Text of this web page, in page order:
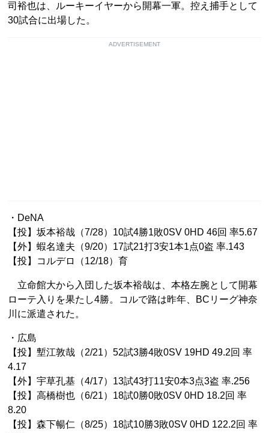
司裕也は、ルーキーイヤーから開幕一軍。控え捕手として
30試合に出場した。
ADVERTISEMENT
・DeNA
【投】坂本裕哉（7/28）10試4勝1敗0SV 0HD 46回 率5.67
【外】蝦名達夫（9/20）17試21打3安1本1点0盗 率.143
【投】コルデロ（12/18）育
立命館大から入団した坂本裕哉は、本格左腕として開幕
ローテ入りを果たし4勝。コルで路は昨年、BCリーグ神奈
川に派遣された。
・広島
【投】塹江敦哉（2/21）52試3勝4敗0SV 19HD 49.2回 率
4.17
【外】宇草孔基（4/17）13試43打11安0本3点3盗 率.256
【投】高橋樹也（6/21）18試0勝0敗0SV 0HD 18.2回 率
8.20
【投】森下暢仁（8/25）18試10勝3敗0SV 0HD 122.2回 率